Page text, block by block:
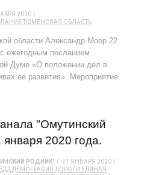
2020
ТЮМЕНСКАЯ ОБЛАСТЬ
области Александр Моор 22
ежегодным посланием
Думе «О положении дел в
ее развития». Мероприятие
"Омутинский
января 2020 года.
РОДНИК"
21 ЯНВАРЯ 2020
ДЕМОГРАФИЯ ДОРОГИ ЕДИНАЯ